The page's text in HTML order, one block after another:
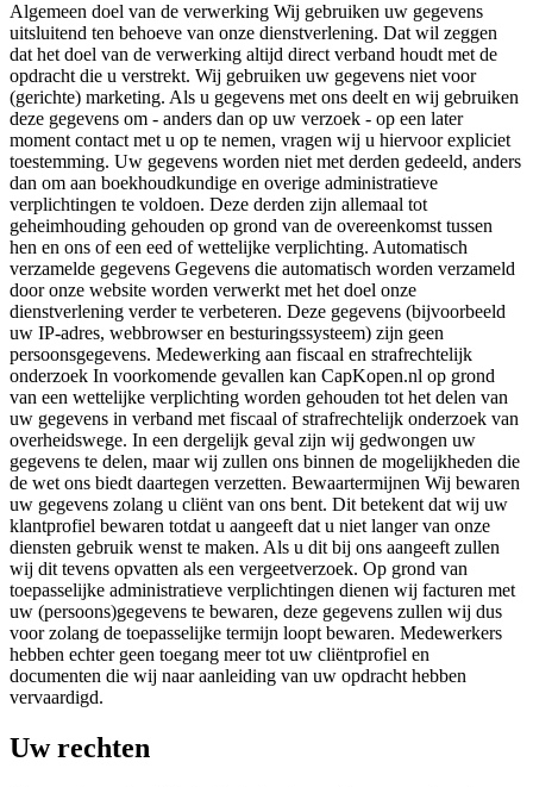
Algemeen doel van de verwerking Wij gebruiken uw gegevens
uitsluitend ten behoeve van onze dienstverlening. Dat wil zeggen
dat het doel van de verwerking altijd direct verband houdt met de
opdracht die u verstrekt. Wij gebruiken uw gegevens niet voor
(gerichte) marketing. Als u gegevens met ons deelt en wij gebruiken
deze gegevens om - anders dan op uw verzoek - op een later
moment contact met u op te nemen, vragen wij u hiervoor expliciet
toestemming. Uw gegevens worden niet met derden gedeeld, anders
dan om aan boekhoudkundige en overige administratieve
verplichtingen te voldoen. Deze derden zijn allemaal tot
geheimhouding gehouden op grond van de overeenkomst tussen
hen en ons of een eed of wettelijke verplichting. Automatisch
verzamelde gegevens Gegevens die automatisch worden verzameld
door onze website worden verwerkt met het doel onze
dienstverlening verder te verbeteren. Deze gegevens (bijvoorbeeld
uw IP-adres, webbrowser en besturingssysteem) zijn geen
persoonsgegevens. Medewerking aan fiscaal en strafrechtelijk
onderzoek In voorkomende gevallen kan CapKopen.nl op grond
van een wettelijke verplichting worden gehouden tot het delen van
uw gegevens in verband met fiscaal of strafrechtelijk onderzoek van
overheidswege. In een dergelijk geval zijn wij gedwongen uw
gegevens te delen, maar wij zullen ons binnen de mogelijkheden die
de wet ons biedt daartegen verzetten. Bewaartermijnen Wij bewaren
uw gegevens zolang u cliënt van ons bent. Dit betekent dat wij uw
klantprofiel bewaren totdat u aangeeft dat u niet langer van onze
diensten gebruik wenst te maken. Als u dit bij ons aangeeft zullen
wij dit tevens opvatten als een vergeetverzoek. Op grond van
toepasselijke administratieve verplichtingen dienen wij facturen met
uw (persoons)gegevens te bewaren, deze gegevens zullen wij dus
voor zolang de toepasselijke termijn loopt bewaren. Medewerkers
hebben echter geen toegang meer tot uw cliëntprofiel en
documenten die wij naar aanleiding van uw opdracht hebben
vervaardigd.
Uw rechten